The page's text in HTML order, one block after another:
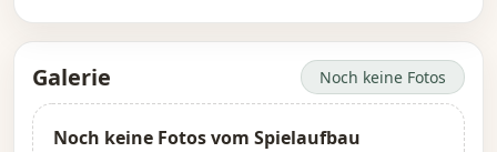
Galerie Noch keine Fotos
Noch keine Fotos vom Spielaufbau